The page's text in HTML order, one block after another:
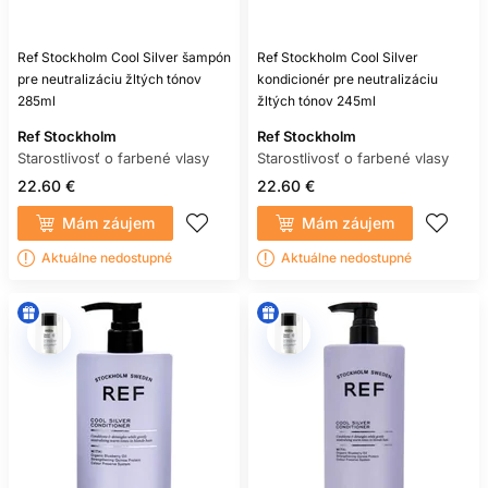
Suchý šampón môže umytie občas oddialiť, ale neodstraňuje
nečistoty rovnakým spôsobom ako klasické umytie. Nánosy
TEPELNÝ STYLING
FARBENÝCH VLASOV
Fén, žehlička a kulma môžu pri vysokej teplote zvyšovať
poškodenie a meniť vzhľad farby. Používajte najnižšiu
tepelnú ochranu. Nástroj nenechávajte dlho na jednom
mieste a žehličku používajte iba na suché vlasy, ak výrobca
neuvádza inak.
Tepelná ochrana znižuje časť namáhania, ale nevytvorí
nepriestrelný štít. Dôležitá je aj frekvencia a technika.
UV ŽIARENIE, CHLÓR A
Ref Stockholm Cool Silver šampón
pre neutralizáciu žltých tónov
285ml
Ref Stockholm
Starostlivosť o farbené vlasy
22.60 €
Mám záujem
Aktuálne nedostupné
Ref Stockholm Cool Silver
kondicionér pre neutralizáciu
žltých tónov 245ml
Ref Stockholm
Starostlivosť o farbené vlasy
22.60 €
Mám záujem
Aktuálne nedostupné